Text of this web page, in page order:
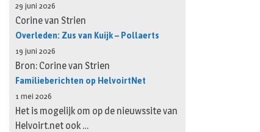
29 juni 2026
Corine van Strien
Overleden: Zus van Kuijk – Pollaerts
19 juni 2026
Bron: Corine van Strien
Familieberichten op HelvoirtNet
1 mei 2026
Het is mogelijk om op de nieuwssite van
Helvoirt.net ook …